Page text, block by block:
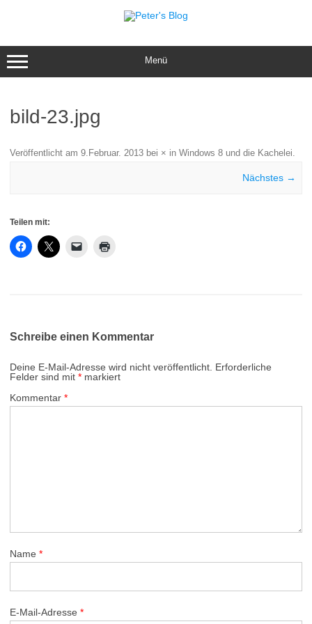
Menü
bild-23.jpg
Veröffentlicht am 9.Februar. 2013 bei × in Windows 8 und die Kachelei.
Nächstes →
Teilen mit:
Schreibe einen Kommentar
Deine E-Mail-Adresse wird nicht veröffentlicht. Erforderliche
Felder sind mit * markiert
Kommentar *
Name *
E-Mail-Adresse *